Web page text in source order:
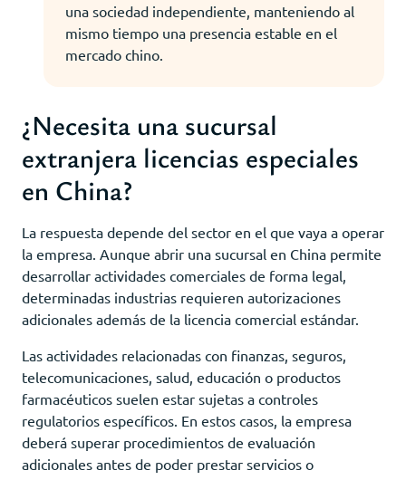
una sociedad independiente, manteniendo al
mismo tiempo una presencia estable en el
mercado chino.
¿Necesita una sucursal
extranjera licencias especiales
en China?
La respuesta depende del sector en el que vaya a operar
la empresa. Aunque abrir una sucursal en China permite
desarrollar actividades comerciales de forma legal,
determinadas industrias requieren autorizaciones
adicionales además de la licencia comercial estándar.
Las actividades relacionadas con finanzas, seguros,
telecomunicaciones, salud, educación o productos
farmacéuticos suelen estar sujetas a controles
regulatorios específicos. En estos casos, la empresa
deberá superar procedimientos de evaluación
adicionales antes de poder prestar servicios o